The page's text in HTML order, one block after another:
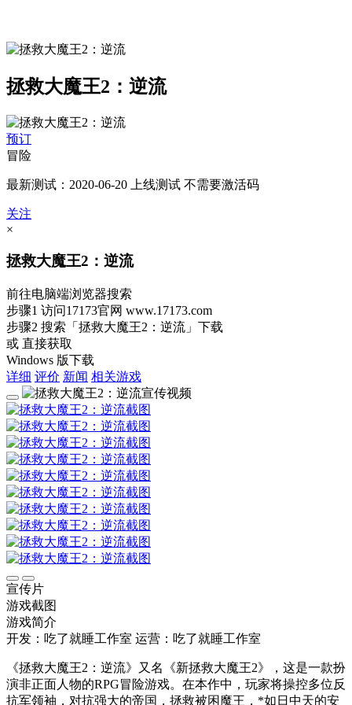
拯救大魔王2：逆流
预订
冒险
最新测试：2020-06-20 上线测试 不需要激活码
关注
×
拯救大魔王2：逆流
前往电脑端浏览器搜索
步骤1 访问17173官网 www.17173.com
步骤2 搜索 「拯救大魔王2：逆流」 下载
或 直接获取
Windows 版下载
详细 评价 新闻 相关游戏
宣传片
游戏截图
游戏简介
开发：吃了就睡工作室 运营：吃了就睡工作室
《拯救大魔王2：逆流》又名《新拯救大魔王2》，这是一款扮
演非正面人物的RPG冒险游戏。在本作中，玩家将操控多位反
抗军领袖，对抗强大的帝国，拯救被困魔王，*如日中天的安